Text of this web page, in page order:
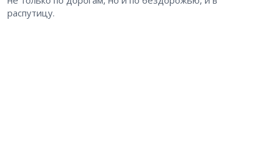
распутицу.